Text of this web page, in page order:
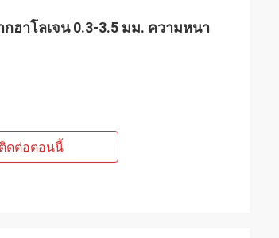
กฮาโลเจน 0.3-3.5 มม. ความหนา
ติดต่อตอนนี้